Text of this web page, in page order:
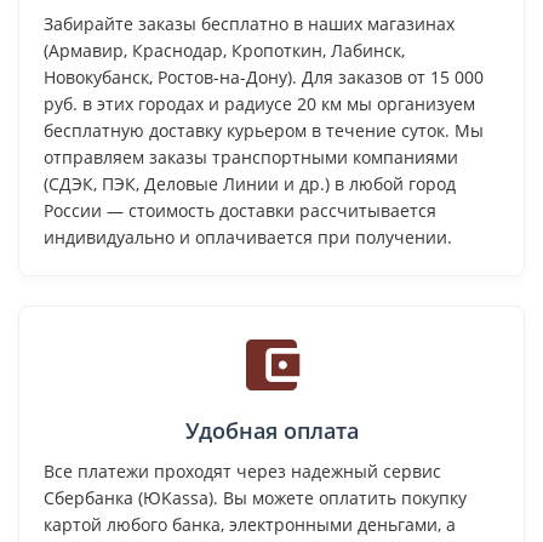
Забирайте заказы бесплатно в наших магазинах
(Армавир, Краснодар, Кропоткин, Лабинск,
Новокубанск, Ростов-на-Дону). Для заказов от 15 000
руб. в этих городах и радиусе 20 км мы организуем
бесплатную доставку курьером в течение суток. Мы
отправляем заказы транспортными компаниями
(СДЭК, ПЭК, Деловые Линии и др.) в любой город
России — стоимость доставки рассчитывается
индивидуально и оплачивается при получении.
Удобная оплата
Все платежи проходят через надежный сервис
Сбербанка (ЮKassa). Вы можете оплатить покупку
картой любого банка, электронными деньгами, а